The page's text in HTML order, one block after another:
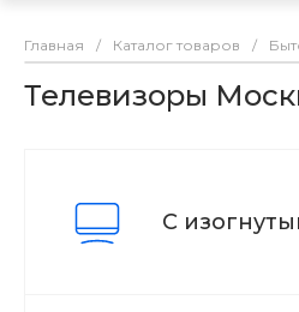
Главная / Каталог товаров /
Телевизоры
С